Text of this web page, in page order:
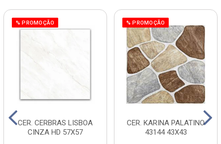
% PROMOÇÃO
CER. CERBRAS LISBOA
CINZA HD 57X57
% PROMOÇÃO
CER. KARINA PALATINO
43144 43X43